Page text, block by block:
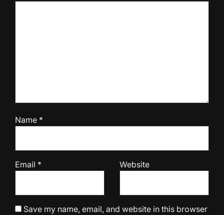
Name *
Email * Website
Save my name, email, and website in this browser